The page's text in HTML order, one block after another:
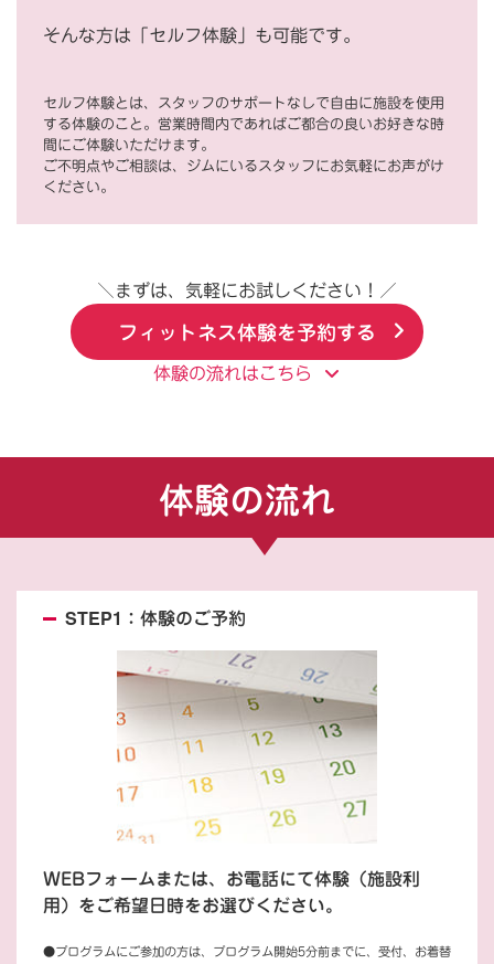
そんな方は「セルフ体験」も可能です。
セルフ体験とは、スタッフのサポートなしで自由に施設を使用
する体験のこと。営業時間内であればご都合の良いお好きな時
間にご体験いただけます。
ご不明点やご相談は、ジムにいるスタッフにお気軽にお声がけ
ください。
＼まずは、気軽にお試しください！／
フィットネス体験を予約する
体験の流れはこちら
体験の流れ
STEP1：体験のご予約
WEBフォームまたは、お電話にて体験（施設利
用）をご希望日時をお選びください。
●プログラムにご参加の方は、プログラム開始5分前までに、受付、お着替